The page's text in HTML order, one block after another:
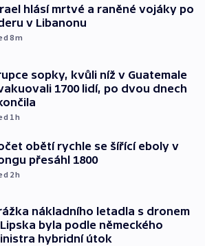
hlásí mrtvé a raněné vojáky po
v Libanonu
8m
sopky, kvůli níž v Guatemale
1700 lidí, po dvou dnech
1h
obětí rychle se šířící eboly v
přesáhl 1800
2h
nákladního letadla s dronem
byla podle německého
hybridní útok